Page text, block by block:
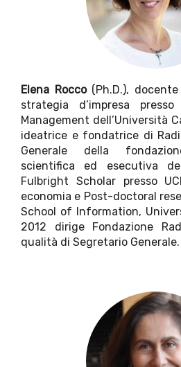
Elena Rocco(Ph.D.),
strategia d’impresa
Management dell’Università
ideatrice e fondatrice di
Generale della
scientifica ed esecutiva
Fulbright Scholar presso
economia e Post-doctoral
School of Information,
2012 dirige Fondazione
qualità di Segretario Generale.